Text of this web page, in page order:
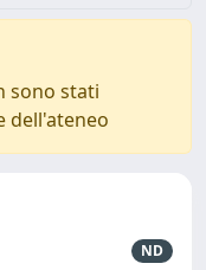
sono stati
dell'ateneo
ND